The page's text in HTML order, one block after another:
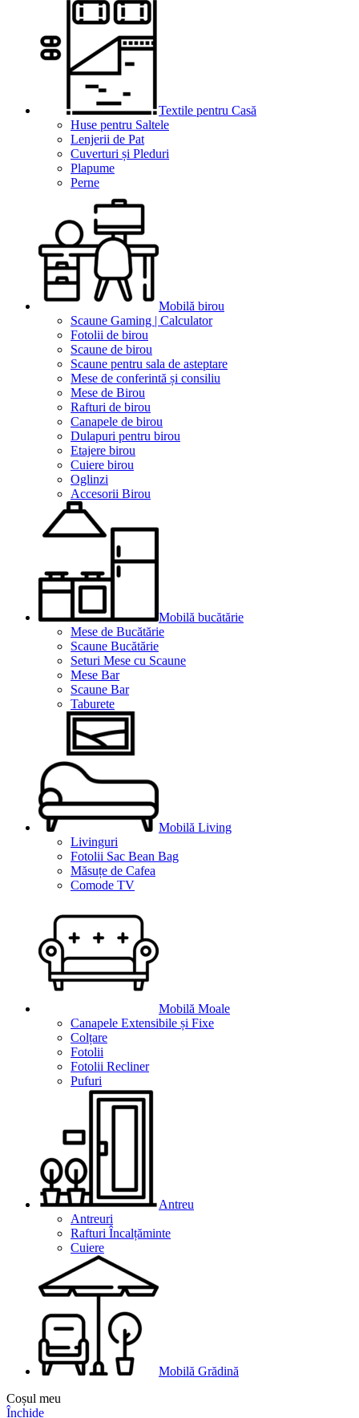
Textile pentru Casă
Huse pentru Saltele
Lenjerii de Pat
Cuverturi și Pleduri
Plapume
Perne
Mobilă birou
Scaune Gaming | Calculator
Fotolii de birou
Scaune de birou
Scaune pentru sala de asteptare
Mese de conferintă și consiliu
Mese de Birou
Rafturi de birou
Canapele de birou
Dulapuri pentru birou
Etajere birou
Cuiere birou
Oglinzi
Accesorii Birou
Mobilă bucătărie
Mese de Bucătărie
Scaune Bucătărie
Seturi Mese cu Scaune
Mese Bar
Scaune Bar
Taburete
Mobilă Living
Livinguri
Fotolii Sac Bean Bag
Măsuțe de Cafea
Comode TV
Mobilă Moale
Canapele Extensibile și Fixe
Colțare
Fotolii
Fotolii Recliner
Pufuri
Antreu
Antreuri
Rafturi Încalțăminte
Cuiere
Mobilă Grădină
Coșul meu
Închide